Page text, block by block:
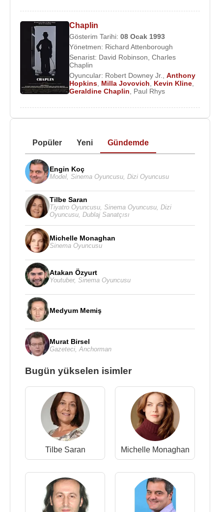
Chaplin
Gösterim Tarihi: 08 Ocak 1993
Yönetmen: Richard Attenborough
Senarist: David Robinson, Charles
Chaplin
Oyuncular: Robert Downey Jr., Anthony
Hopkins, Milla Jovovich, Kevin Kline,
Geraldine Chaplin, Paul Rhys
Popüler Yeni Gündemde
Engin Koç
Model Sinema Oyuncusu Dizi Oyuncusu
Tilbe Saran
Tiyatro Oyuncusu, Sinema Oyuncusu, Dizi
Oyuncusu, Dublaj Sanatçısı
Michelle Monaghan
Sinema Oyuncusu
Atakan Özyurt
Youtuber, Sinema Oyuncusu
Medyum Memiş
Murat Birsel
Gazeteci Anchorman
Bugün yükselen isimler
Tilbe Saran Michelle Monaghan